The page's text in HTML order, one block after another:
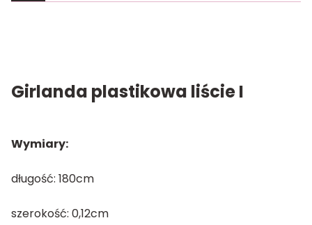
Girlanda plastikowa liście I
Wymiary:
długość: 180cm
szerokość: 0,12cm